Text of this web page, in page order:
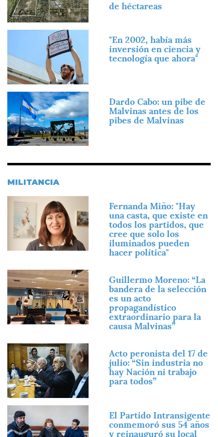
de héctareas
"En 2002, había más
inversión en ciencia y
tecnología que ahora"
Imagen
Dardo Cabo: un pibe de
Malvinas antes de los
pibes de Malvinas
MILITANCIA
Imagen
Fernanda Miño: "Hay
una casta, que existe en
todos los partidos, que
cree que solo los
iluminados pueden
hacer política"
Imagen
Guillermo Moreno: “La
bandera de la selección
es un acto
propagandístico
extraordinario para la
causa Malvinas”
Imagen
Acto peronista del 17 de
julio: “Sin industria no
hay Nación ni trabajo
para todos”
Imagen
El Partido Intransigente
conmemoró sus 54 años
y reinauguró su local